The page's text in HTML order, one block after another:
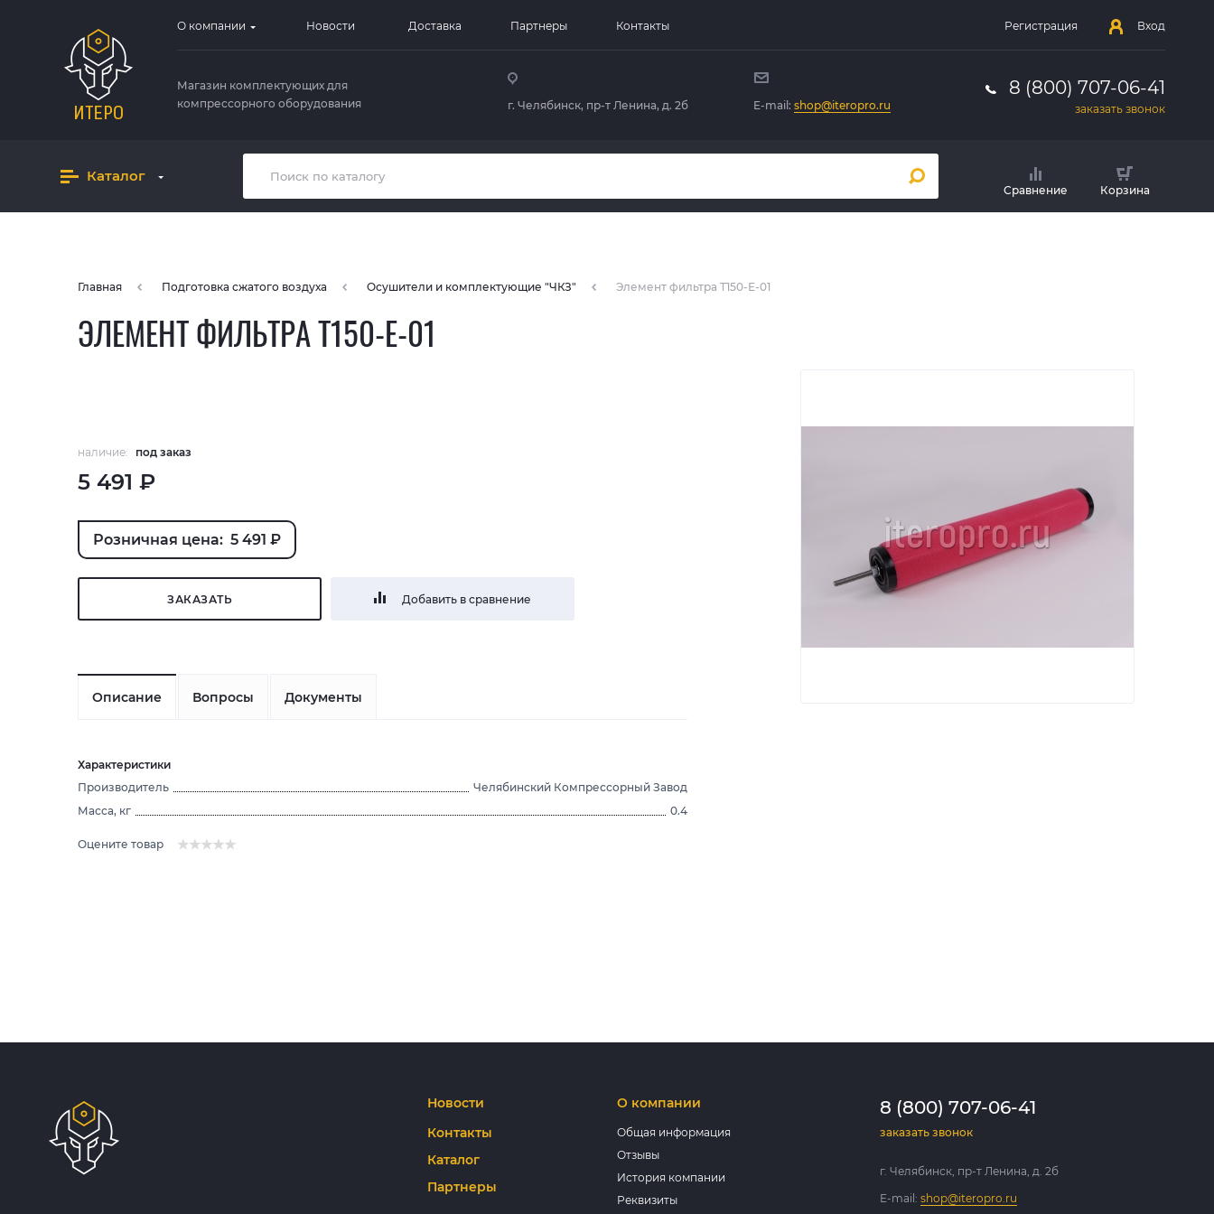
О компании Новости Доставка Партнеры Контакты Регистрация Вход
Магазин комплектующих для
компрессорного оборудования
г. Челябинск, пр-т Ленина, д. 2б E-mail:shop@iteropro.ru
8 (800) 707-06-41
заказать звонок
Каталог
Сравнение Корзина
Главная Подготовка сжатого воздуха Осушители и комплектующие "ЧКЗ" Элемент фильтра T150-Е-01
ЭЛЕМЕНТ ФИЛЬТРА T150-Е-01
наличие: под заказ
5 491 ₽
Розничная цена: 5 491 ₽
ЗАКАЗАТЬ Добавить в сравнение
Описание Вопросы Документы
Характеристики
Производитель
Челябинский Компрессорный Завод
Масса, кг
0.4
Оцените товар
О компании
Общая информация
Отзывы
История компании
Реквизиты
Новости
Контакты
Каталог
Партнеры
8 (800) 707-06-41
заказать звонок
г. Челябинск, пр-т Ленина, д. 2б
E-mail:shop@iteropro.ru